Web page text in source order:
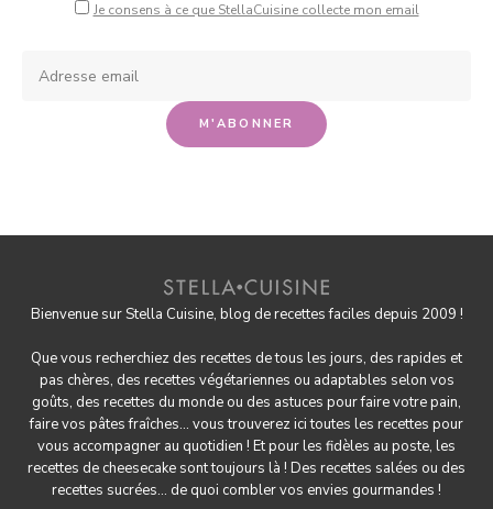
Je consens à ce que StellaCuisine collecte mon email
Bienvenue sur Stella Cuisine, blog de recettes faciles depuis 2009 !
Que vous recherchiez des recettes de tous les jours, des rapides et
pas chères, des recettes végétariennes ou adaptables selon vos
goûts, des recettes du monde ou des astuces pourfaire votre pain,
fairevos pâtes fraîches... vous trouverez ici toutes les recettes pour
vous accompagner au quotidien ! Et pour les fidèles au poste, les
recettes de cheesecake sont toujours là ! Des recettes salées ou des
recettes sucrées... de quoi combler vos envies gourmandes !